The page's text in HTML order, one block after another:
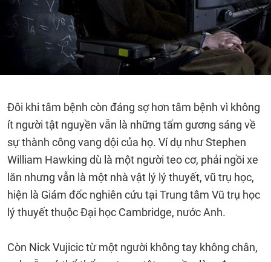
Đôi khi tâm bệnh còn đáng sợ hơn tâm bệnh vì không
ít người tật nguyền vẫn là những tấm gương sáng về
sự thành công vang dội của họ. Ví dụ như Stephen
William Hawking dù là một người teo cơ, phải ngồi xe
lăn nhưng vẫn là một nhà vật lý lý thuyết, vũ trụ học,
hiện là Giám đốc nghiên cứu tại Trung tâm Vũ trụ học
lý thuyết thuộc Đại học Cambridge, nước Anh.
Còn Nick Vujicic từ một người không tay không chân,